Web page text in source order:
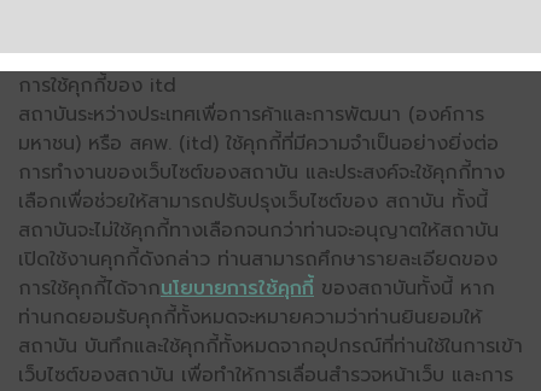
การใช้คุกกี้ของ itd
สถาบันระหว่างประเทศเพื่อการค้าและการพัฒนา (องค์การ
มหาชน) หรือ สคพ. (itd) ใช้คุกกี้ที่มีความจำเป็นอย่างยิ่งต่อ
การทำงานของเว็บไซต์ของสถาบัน และประสงค์จะใช้คุกกี้ทาง
เลือกเพื่อช่วยให้สามารถปรับปรุงเว็บไซต์ของ สถาบัน ทั้งนี้
สถาบันจะไม่ใช้คุกกี้ทางเลือกจนกว่าท่านจะอนุญาตให้สถาบัน
เปิดใช้งานคุกกี้ดังกล่าว ท่านสามารถศึกษารายละเอียดของ
การใช้คุกกี้ได้จากนโยบายการใช้คุกกี้ ของสถาบันทั้งนี้ หาก
ท่านกดยอมรับคุกกี้ทั้งหมดจะหมายความว่าท่านยินยอมให้
สถาบัน บันทึกและใช้คุกกี้ทั้งหมดจากอุปกรณ์ที่ท่านใช้ในการเข้า
เว็บไซต์ของสถาบัน เพื่อทำให้การเลื่อนสำรวจหน้าเว็บ และการ